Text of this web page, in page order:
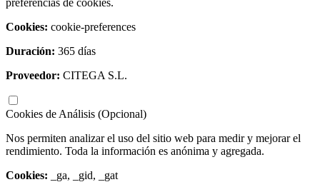
Cookies: cookie-preferences
Duración: 365 días
Proveedor: CITEGA S.L.
Cookies de Análisis (Opcional)
Nos permiten analizar el uso del sitio web para medir y mejorar el
rendimiento. Toda la información es anónima y agregada.
Cookies: _ga, _gid, _gat